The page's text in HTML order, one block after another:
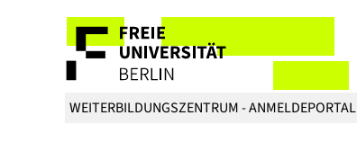
WEITERBILDUNGSZENTRUM - ANMELDEPORTAL